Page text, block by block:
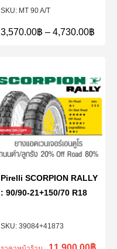
MT 90 A/T
3,570.00฿ – 4,730.00฿
39084+41873
Pirelli SCORPION RALLY
: 90/90-21+150/70 R18